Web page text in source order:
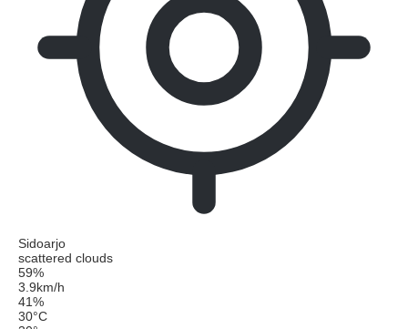
Sidoarjo
scattered clouds
59%
3.9km/h
41%
30°C